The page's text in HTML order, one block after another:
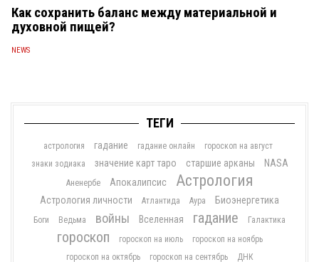
Как сохранить баланс между материальной и
духовной пищей?
NEWS
ТЕГИ
астрология гадание гадание онлайн
гороскоп на август
знаки зодиака
значение карт таро старшие арканы NASA
Аненербе Апокалипсис Астрология
Астрология личности Атлантида Аура Биоэнергетика
Боги Ведьма войны Вселенная гадание Галактика
гороскоп гороскоп на июль
гороскоп на ноябрь
гороскоп на октябрь
гороскоп на сентябрь
ДНК